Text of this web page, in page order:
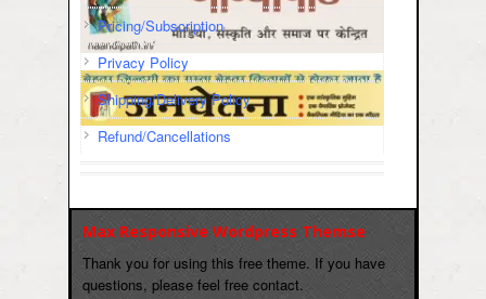
Pricing/Subscription
Privacy Policy
Shipping/Delivery Policy
Refund/Cancellations
Max Responsive Wordpress Themse
Thank you for using this free theme. If you have
questions, please feel free contact.